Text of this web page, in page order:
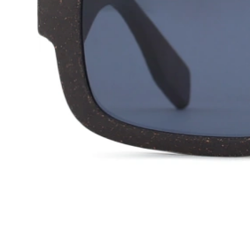
Larghezza montatura
39 mm
Altezza lente